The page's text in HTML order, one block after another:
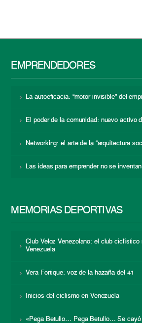
EMPRENDEDORES
La autoeficacia: “motor invisible” del
El poder de la comunidad: nuevo activo
Networking: el arte de la “arquitectura
Las ideas para emprender no se
MEMORIAS DEPORTIVAS
Club Veloz Venezolano: el club ciclístico
Venezuela
Vera Fortique: voz de la hazaña del 41
Inicios del ciclismo en Venezuela
«Pega Betulio… Pega Betulio… Se cayó